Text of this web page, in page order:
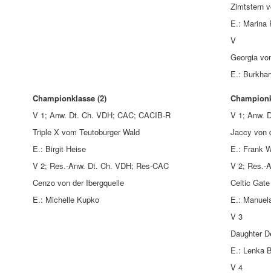
Zimtstern
E.: Marina
V
Georgia
E.:
Championklasse (2)
V 1; Anw. Dt. Ch. VDH; CAC; CACIB-R
V 1; Anw.
Triple X vom Teutoburger Wald
Jaccy von
E.: Birgit Heise
E.: Frank
V 2; Res.-Anw. Dt. Ch. VDH; Res-CAC
V 2; Res.-
Cenzo von der Ibergquelle
Celtic
E.: Michelle Kupko
E.:
V 3
Daughter
E.: Lenka
V 4